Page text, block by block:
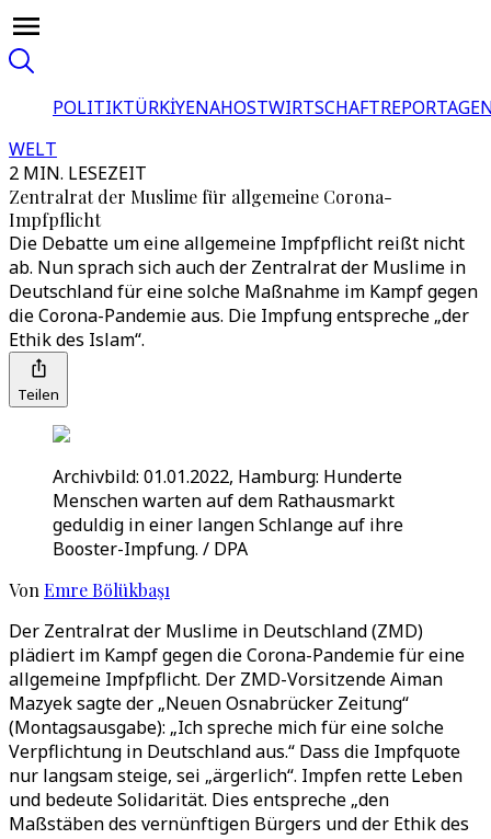
POLITIKTÜRKİYENAHOSTWIRTSCHAFT
WELT
2 MIN. LESEZEIT
Zentralrat der Muslime für allgemeine Corona-
Impfpflicht
Die Debatte um eine allgemeine Impfpflicht reißt nicht
ab. Nun sprach sich auch der Zentralrat der Muslime in
Deutschland für eine solche Maßnahme im Kampf gegen
die Corona-Pandemie aus. Die Impfung entspreche „der
Ethik des Islam“.
Teilen
Archivbild: 01.01.2022, Hamburg: Hunderte
Menschen warten auf dem Rathausmarkt
geduldig in einer langen Schlange auf ihre
Booster-Impfung. / DPA
Von Emre Bölükbaşı
Der Zentralrat der Muslime in Deutschland (ZMD)
plädiert im Kampf gegen die Corona-Pandemie für eine
allgemeine Impfpflicht. Der ZMD-Vorsitzende Aiman
Mazyek sagte der „Neuen Osnabrücker Zeitung“
(Montagsausgabe): „Ich spreche mich für eine solche
Verpflichtung in Deutschland aus.“ Dass die Impfquote
nur langsam steige, sei „ärgerlich“. Impfen rette Leben
und bedeute Solidarität. Dies entspreche „den
Maßstäben des vernünftigen Bürgers und der Ethik des